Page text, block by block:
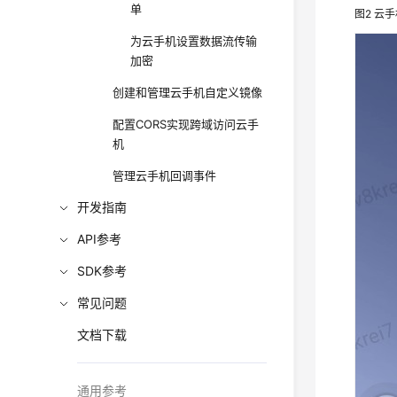
单
为云手机设置数据流传输
加密
创建和管理云手机自定义镜像
配置CORS实现跨域访问云手
机
管理云手机回调事件
开发指南
API参考
SDK参考
常见问题
文档下载
通用参考
图2云